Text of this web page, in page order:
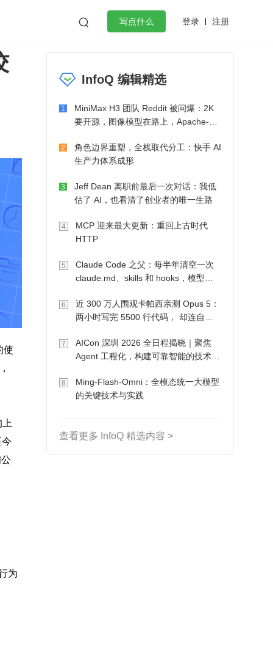
 写点什么 登录 注册
作
微服务架构 flutter
使
上
为
InfoQ 编辑精选
1
MiniMax H3 团队 Reddit 被问爆：2K
要开源，图像模型在路上，Apache-2.0
2
角色边界重塑，全栈取代分工：快手 AI
生产力体系成形
3
Jeff Dean 离职前最后一次对话：我低
估了 AI，也看清了创业者的唯一生路
4
MCP 迎来最大更新：重回上古时代
HTTP
5
Claude Code 之父：每半年清空一次
claude.md、skills 和 hooks，模型自
6
近 300 万人围观卡帕西亲测 Opus 5：
两小时写完 5500 行代码， 却连自己
7
AICon 深圳 2026 全日程揭晓｜聚焦
Agent 工程化，构建可靠智能的技术路
8
Ming-Flash-Omni：全模态统一大模型
的关键技术与实践
查看更多 InfoQ 精选内容 >